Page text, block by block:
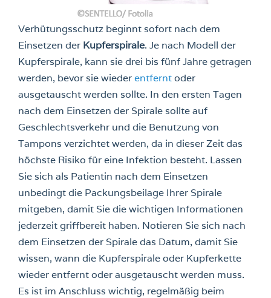
Verhütungsschutz beginnt sofort nach dem
Einsetzen der Kupferspirale. Je nach Modell der
Kupferspirale, kann sie drei bis fünf Jahre getragen
werden, bevor sie wiederentferntoder
ausgetauscht werden sollte. In den ersten Tagen
nach dem Einsetzen der Spirale sollte auf
Geschlechtsverkehr und die Benutzung von
Tampons verzichtet werden, da in dieser Zeit das
höchste Risiko für eine Infektion besteht. Lassen
Sie sich als Patientin nach dem Einsetzen
unbedingt die Packungsbeilage Ihrer Spirale
mitgeben, damit Sie die wichtigen Informationen
jederzeit griffbereit haben. Notieren Sie sich nach
dem Einsetzen der Spirale das Datum, damit Sie
wissen, wann die Kupferspirale oder Kupferkette
wieder entfernt oder ausgetauscht werden muss.
Es ist im Anschluss wichtig, regelmäßig beim